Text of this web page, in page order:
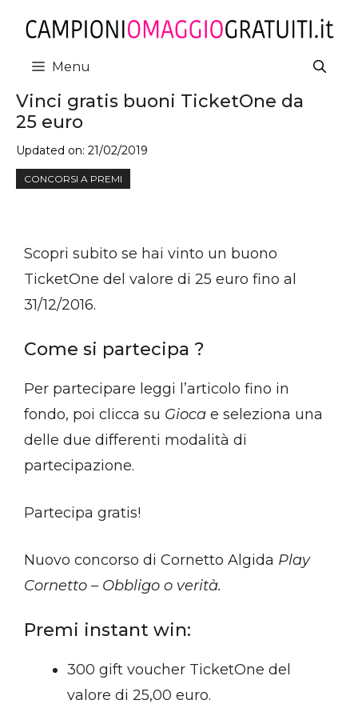
contenuto
Menu
Vinci gratis buoni TicketOne da
25 euro
Updated on: 21/02/2019
CONCORSI A PREMI
Scopri subito se hai vinto un buono
TicketOne del valore di 25 euro fino al
31/12/2016.
Come si partecipa ?
Per partecipare leggi l’articolo fino in
fondo, poi clicca su Gioca e seleziona una
delle due differenti modalità di
partecipazione.
Partecipa gratis!
Nuovo concorso di Cornetto Algida Play
Cornetto – Obbligo o verità.
Premi instant win:
300 gift voucher TicketOne del
valore di 25,00 euro.